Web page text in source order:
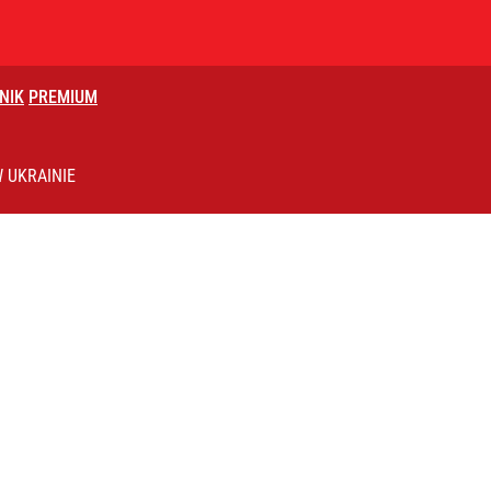
PREMIUM
ma własny komitet
UKRAINIE